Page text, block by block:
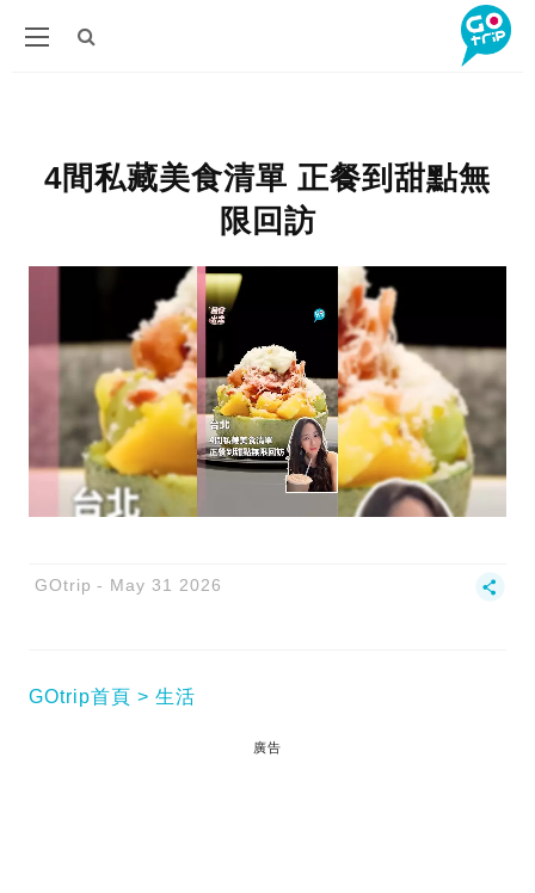
4間私藏美食清單 正餐到甜點無
限回訪
GOtrip May 31 2026
GOtrip首頁 生活
廣告